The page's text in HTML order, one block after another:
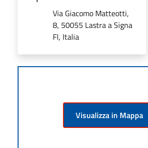
Via Giacomo Matteotti,
8, 50055 Lastra a Signa
FI, Italia
Visualizza in Mappa